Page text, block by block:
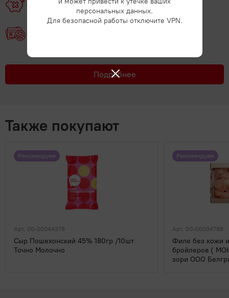
Без кредитных организаций
Подробнее
Также покупают
Рекомендуем
Арт. 00-00044378
Сыр Пошехонский 45% 180гр /10шт
Точно Молочно
Рекомендуем
Арт. 00-00034788
Филе без кожи
бройлеров (
зори ООО
персональных данных.
Для безопасной работы отключите VPN.